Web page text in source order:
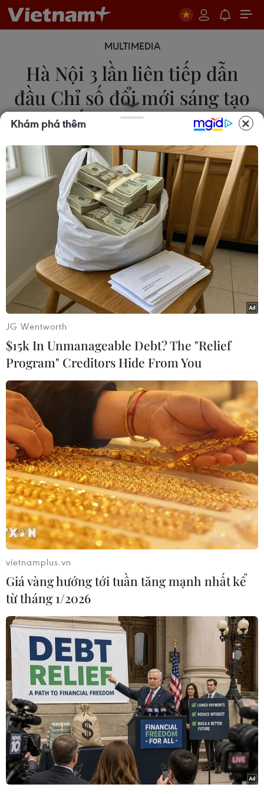
MULTIMEDIA
Hà Nội 3 lần liên tiếp dẫn
đầu Chỉ số đổi mới sáng tạo
cấp địa phương
Dương Linh
01/10/2025 23:20
Thủ đô Hà Nội tiếp tục khẳng định vai trò đầu tàu
khi 3 năm liên tiếp dẫn đầu Chỉ số đổi mới sáng
tạo địa phương (PII 2025), với 18/52 chỉ số đứng
đầu cả nước.
Khám phá thêm
JG Wentworth
$15k In Unmanageable Debt? The "Relief
Program" Creditors Hide From You
vietnamplus.vn
Giá vàng hướng tới tuần tăng mạnh nhất kể
từ tháng 1/2026